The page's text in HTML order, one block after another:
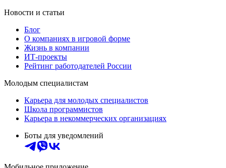
Новости и статьи
Блог
О компаниях в игровой форме
Жизнь в компании
ИТ-проекты
Рейтинг работодателей России
Молодым специалистам
Карьера для молодых специалистов
Школа программистов
Карьера в некоммерческих организациях
Боты для уведомлений